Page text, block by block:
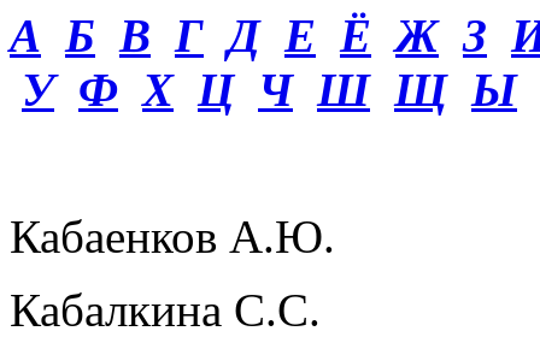
А Б В Г Д Е Ё Ж З
У Ф Х Ц Ч Ш Щ Ы
Кабаенков А.Ю.
Кабалкина С.С.